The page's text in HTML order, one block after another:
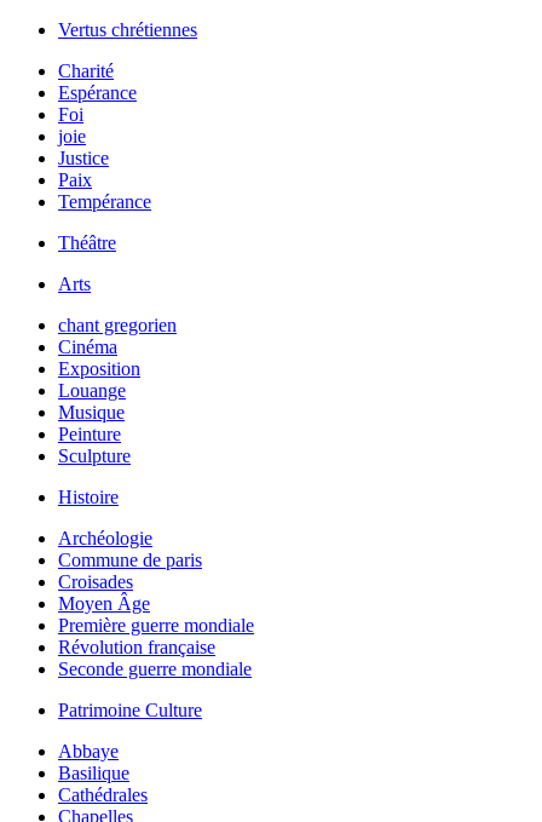
Vertus chrétiennes
Charité
Espérance
Foi
joie
Justice
Paix
Tempérance
Théâtre
Arts
chant gregorien
Cinéma
Exposition
Louange
Musique
Peinture
Sculpture
Histoire
Archéologie
Commune de paris
Croisades
Moyen Âge
Première guerre mondiale
Révolution française
Seconde guerre mondiale
Patrimoine Culture
Abbaye
Basilique
Cathédrales
Chapelles